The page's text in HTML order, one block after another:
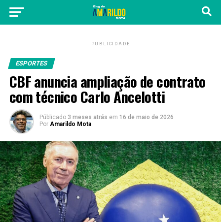
PUBLICIDADE
ESPORTES
CBF anuncia ampliação de contrato
com técnico Carlo Ancelotti
Públicado 3 meses atrás em 16 de maio de 2026
Por Amarildo Mota